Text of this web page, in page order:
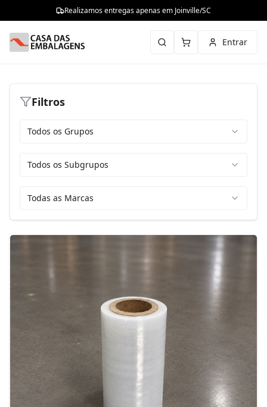
Realizamos entregas apenas em Joinville/SC
Entrar
Filtros
Todos os Grupos
Todos os Subgrupos
Todas as Marcas